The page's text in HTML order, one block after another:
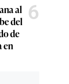
al
del
de
en
6